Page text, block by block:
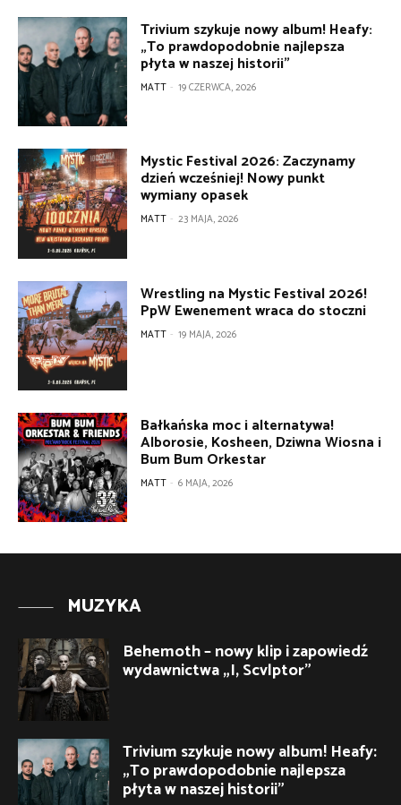
Trivium szykuje nowy album! Heafy:
„To prawdopodobnie najlepsza
płyta w naszej historii”
MATT - 19 CZERWCA, 2026
Mystic Festival 2026: Zaczynamy
dzień wcześniej! Nowy punkt
wymiany opasek
MATT - 23 MAJA, 2026
Wrestling na Mystic Festival 2026!
PpW Ewenement wraca do stoczni
MATT - 19 MAJA, 2026
Bałkańska moc i alternatywa!
Alborosie, Kosheen, Dziwna Wiosna i
Bum Bum Orkestar
MATT - 6 MAJA, 2026
MUZYKA
Behemoth – nowy klip i zapowiedź
wydawnictwa „I, Scvlptor”
Trivium szykuje nowy album! Heafy:
„To prawdopodobnie najlepsza
płyta w naszej historii”